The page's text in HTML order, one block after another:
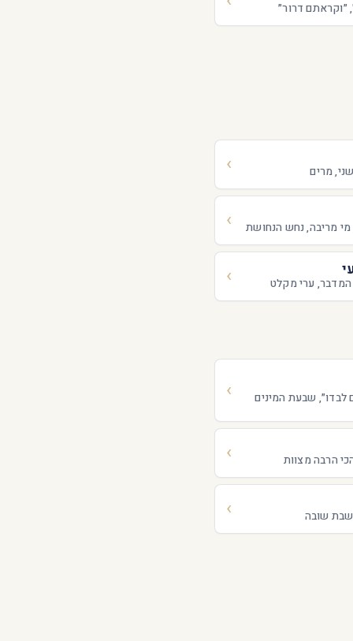
״וקראתם דרור״
מרים
מריבה, נחש הנחושת
המדבר, ערי מקלט
לבדו״, שבעת המינים
הרבה מצוות
שובה